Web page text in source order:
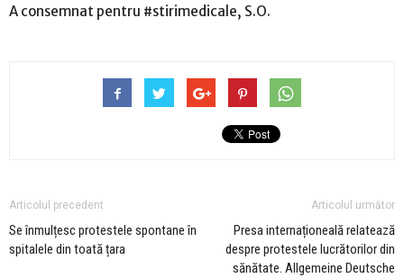
A consemnat pentru #stirimedicale, S.O.
Articolul precedent
Se înmulțesc protestele spontane în
spitalele din toată țara
Articolul următor
Presa internaționeală relatează
despre protestele lucrătorilor din
sănătate. Allgemeine Deutsche